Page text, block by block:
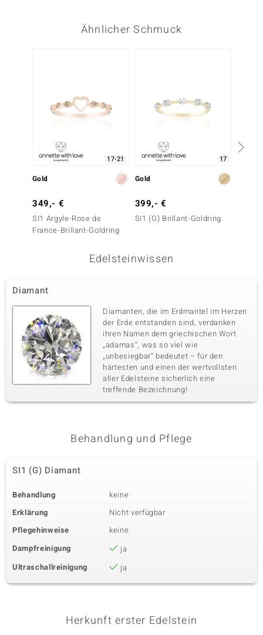
Ähnlicher Schmuck
17-21
Gold
349,- €
SI1 Argyle-Rose de
France-Brillant-Goldring
17
Gold
399,- €
SI1 (G) Brillant-Goldring
Edelsteinwissen
Diamant
Diamanten, die im Erdmantel im Herzen
der Erde entstanden sind, verdanken
ihren Namen dem griechischen Wort
„adamas“, was so viel wie
„unbesiegbar“ bedeutet – für den
härtesten und einen der wertvollsten
aller Edelsteine sicherlich eine
treffende Bezeichnung!
Behandlung und Pflege
SI1 (G) Diamant
Behandlung
keine
Erklärung
Nicht verfügbar
Pflegehinweise
keine
Dampfreinigung
ja
Ultraschallreinigung
ja
Herkunft erster Edelstein